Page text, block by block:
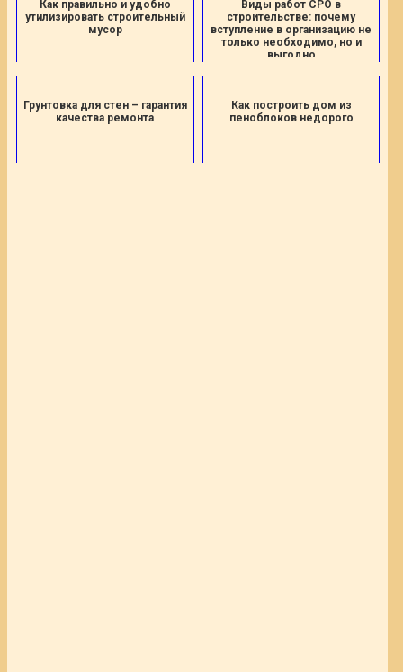
Как правильно и удобно
утилизировать строительный
мусор
Виды работ СРО в
строительстве: почему
вступление в организацию не
только необходимо, но и
выгодно
Грунтовка для стен – гарантия
качества ремонта
Как построить дом из
пеноблоков недорого